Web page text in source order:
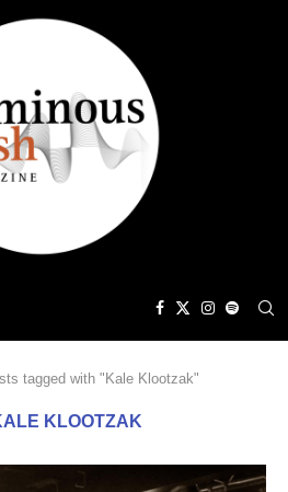
tagged with "Kale Klootzak"
KLOOTZAK